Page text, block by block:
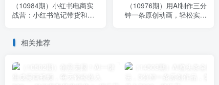
（10984期）小红书电商实
战营：小红书笔记带货和无
（10976期）用AI制作三分
钟一条原创动画，轻松实现
相关推荐